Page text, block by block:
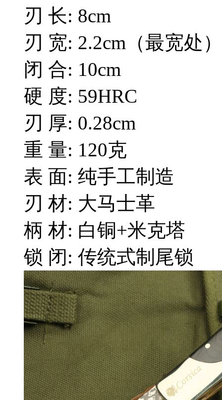
刃 长: 8cm
刃 宽: 2.2cm（最宽处）
闭 合: 10cm
硬 度: 59HRC
刃 厚: 0.28cm
重 量: 120克
表 面: 纯手工制造
刃 材: 大马士革
柄 材: 白铜+米克塔
锁 闭: 传统式制尾锁